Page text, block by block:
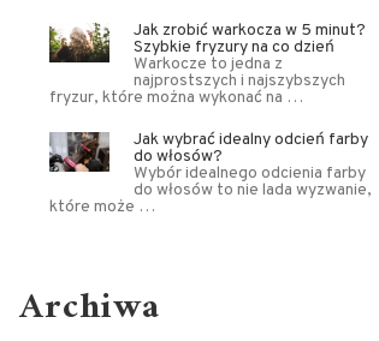
Jak zrobić warkocza w 5 minut?
Szybkie fryzury na co dzień
Warkocze to jedna z
najprostszych i najszybszych
fryzur, które można wykonać na …
Jak wybrać idealny odcień farby
do włosów?
Wybór idealnego odcienia farby
do włosów to nie lada wyzwanie,
które może …
Archiwa